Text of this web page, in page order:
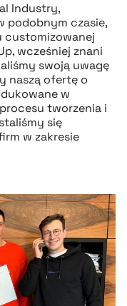
Industry,
podobnym czasie,
customizowanej
wcześniej znani
swoją uwagę
naszą ofertę o
w
tworzenia i
się
w zakresie